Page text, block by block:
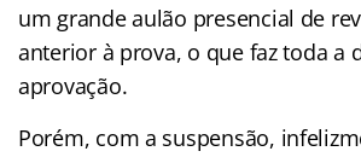
um grande aulão presencial de
anterior à prova, o que faz toda a
aprovação.
Porém, com a suspensão,